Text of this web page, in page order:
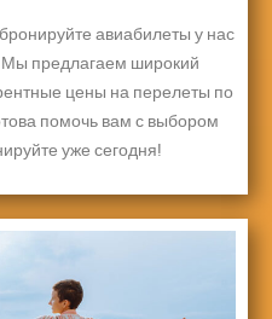
авиабилеты у нас
Мы предлагаем широкий
цены на перелеты по
помочь вам с выбором
уже сегодня!